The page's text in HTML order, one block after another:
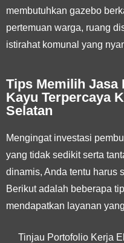
membutuhkan gazebo
pertemuan warga, ruang
istirahat komunal yang
Tips Memilih Jasa
Kayu Terpercaya
Selatan
Mengingat investasi
yang tidak sedikit serta
dinamis, Anda tentu harus
Berikut adalah beberapa
mendapatkan layanan
Tinjau Portofolio Kerja